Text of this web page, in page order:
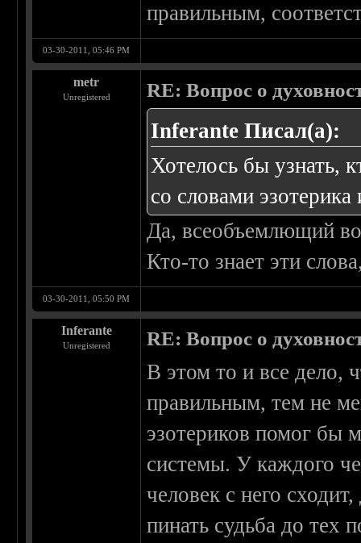
правильным,
03-30-2011, 05:46 PM
metr
Unregistered RE: Вопрос о
Inferante Писал(а):
Хотелось бы узнать,
со словами эзотерика
Да, всеобъемлющий
Кто-то знает эти
03-30-2011, 05:50 PM
Inferante
Unregistered RE: Вопрос о
В этом то и все дело,
правильным, тем не
эзотериков помог бы
системы. У каждого
человек с него
пинать судьба до тех